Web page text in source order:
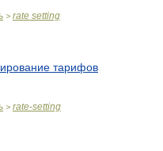
> rate setting
тарифов
> rate-setting